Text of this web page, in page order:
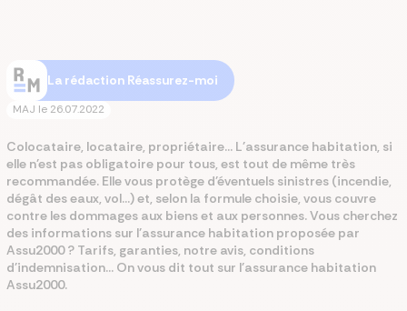
La rédaction Réassurez-moi
MAJ le 26.07.2022
Colocataire, locataire, propriétaire... L'assurance habitation, si
elle n'est pas obligatoire pour tous, est tout de même très
recommandée. Elle vous protège d'éventuels sinistres (incendie,
dégât des eaux, vol...) et, selon la formule choisie, vous couvre
contre les dommages aux biens et aux personnes. Vous cherchez
des informations sur l'assurance habitation proposée par
Assu2000 ? Tarifs, garanties, notre avis, conditions
d'indemnisation... On vous dit tout sur l'assurance habitation
Assu2000.